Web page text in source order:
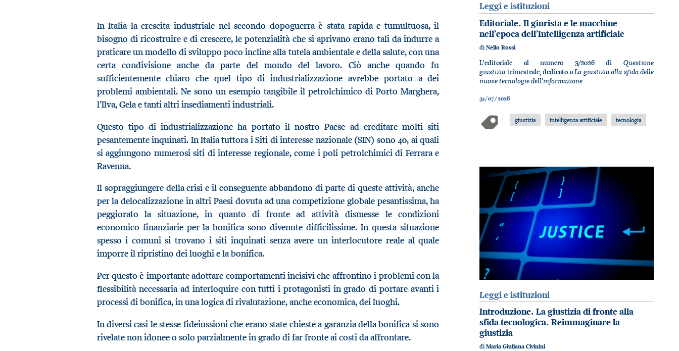
In Italia la crescita industriale nel secondo dopoguerra è stata rapida e tumultuosa, il
bisogno di ricostruire e di crescere, le potenzialità che si aprivano erano tali da indurre a
praticare un modello di sviluppo poco incline alla tutela ambientale e della salute, con una
certa condivisione anche da parte del mondo del lavoro. Ciò anche quando fu
sufficientemente chiaro che quel tipo di industrializzazione avrebbe portato a dei
problemi ambientali. Ne sono un esempio tangibile il petrolchimico di Porto Marghera,
l’Ilva, Gela e tanti altri insediamenti industriali.
Questo tipo di industrializzazione ha portato il nostro Paese ad ereditare molti siti
pesantemente inquinati. In Italia tuttora i Siti di interesse nazionale (SIN) sono 40, ai quali
si aggiungono numerosi siti di interesse regionale, come i poli petrolchimici di Ferrara e
Ravenna.
Il sopraggiungere della crisi e il conseguente abbandono di parte di queste attività, anche
per la delocalizzazione in altri Paesi dovuta ad una competizione globale pesantissima, ha
peggiorato la situazione, in quanto di fronte ad attività dismesse le condizioni
economico-finanziarie per la bonifica sono divenute difficilissime. In questa situazione
spesso i comuni si trovano i siti inquinati senza avere un interlocutore reale al quale
imporre il ripristino dei luoghi e la bonifica.
Per questo è importante adottare comportamenti incisivi che affrontino i problemi con la
flessibilità necessaria ad interloquire con tutti i protagonisti in grado di portare avanti i
processi di bonifica, in una logica di rivalutazione, anche economica, dei luoghi.
In diversi casi le stesse fideiussioni che erano state chieste a garanzia della bonifica si sono
rivelate non idonee o solo parzialmente in grado di far fronte ai costi da affrontare.
Leggi e istituzioni
Editoriale. Il giurista e le macchine
nell’epoca dell’Intelligenza artificiale
diNello Rossi
L'editoriale al numero 3/2026 di Questione
giustizia trimestrale, dedicato aLa giustizia alla sfida delle
nuove tecnologie dell'informazione
31/07/2026
giustizia intelligenza artificiale tecnologia
Leggi e istituzioni
Introduzione. La giustizia di fronte alla
sfida tecnologica. Reimmaginare la
giustizia
diMaria Giuliana Civinini